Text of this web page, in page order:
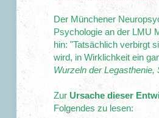
Der Münchener
Psychologie an der LMU
hin: "Tatsächlich verbirgt
wird, in Wirklichkeit ein
Wurzeln der
Zur Ursache dieser
Folgendes zu lesen: